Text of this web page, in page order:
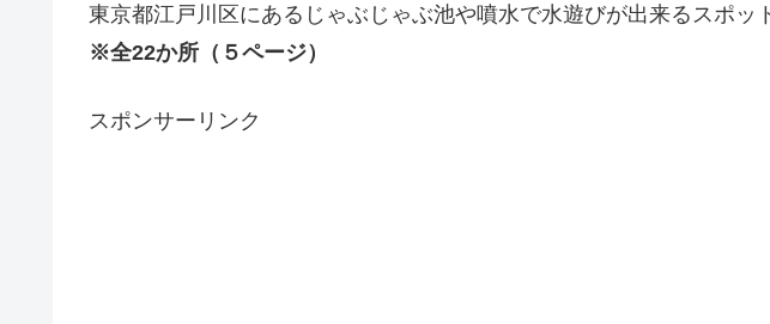
東京都江戸川区にあるじゃぶじゃぶ池や噴水で水遊びが出来るスポッ
※全22か所（５ページ）
スポンサーリンク